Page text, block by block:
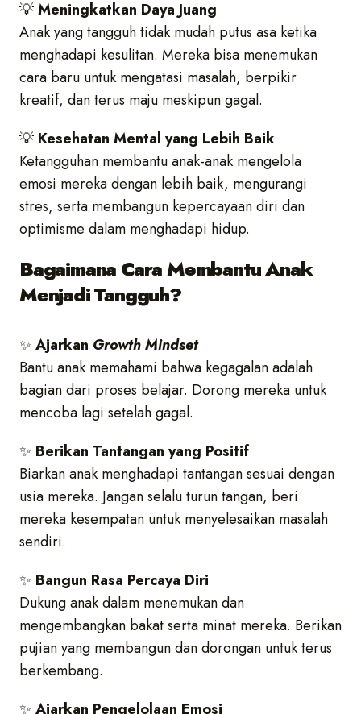
💡Meningkatkan Daya Juang
Anak yang tangguh tidak mudah putus asa ketika
menghadapi kesulitan. Mereka bisa menemukan
cara baru untuk mengatasi masalah, berpikir
kreatif, dan terus maju meskipun gagal.
💡 Kesehatan Mental yang Lebih Baik
Ketangguhan membantu anak-anak mengelola
emosi mereka dengan lebih baik, mengurangi
stres, serta membangun kepercayaan diri dan
optimisme dalam menghadapi hidup.
Bagaimana Cara Membantu Anak
Menjadi Tangguh?
✨ Ajarkan Growth Mindset
Bantu anak memahami bahwa kegagalan adalah
bagian dari proses belajar. Dorong mereka untuk
mencoba lagi setelah gagal.
✨ Berikan Tantangan yang Positif
Biarkan anak menghadapi tantangan sesuai dengan
usia mereka. Jangan selalu turun tangan, beri
mereka kesempatan untuk menyelesaikan masalah
sendiri.
✨ Bangun Rasa Percaya Diri
Dukung anak dalam menemukan dan
mengembangkan bakat serta minat mereka. Berikan
pujian yang membangun dan dorongan untuk terus
berkembang.
✨ Ajarkan Pengelolaan Emosi